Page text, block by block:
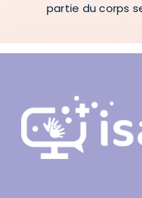
partie du corps